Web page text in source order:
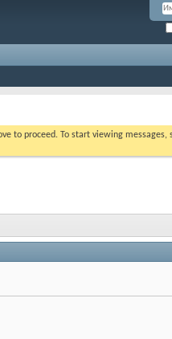
to proceed. To start viewing